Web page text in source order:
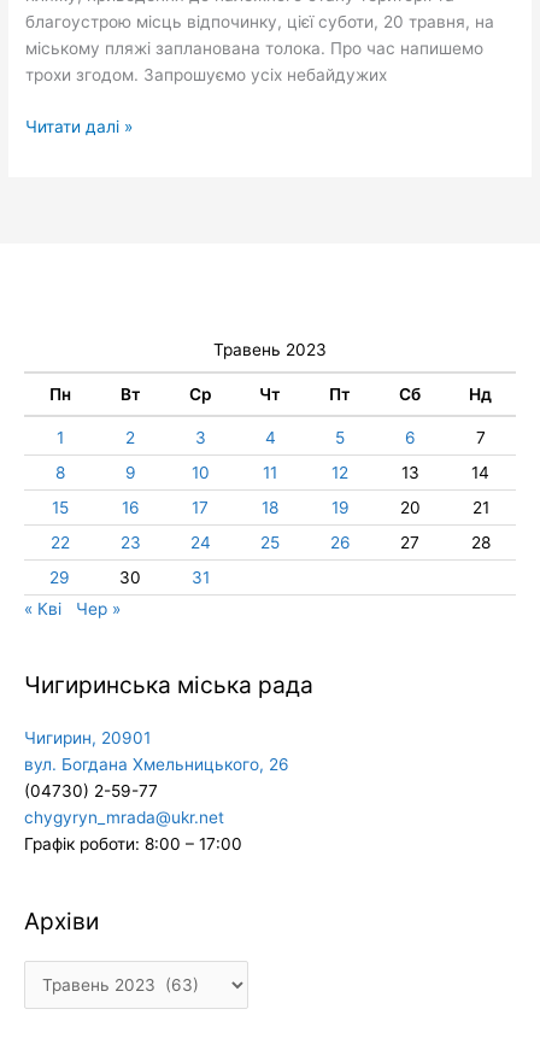
благоустрою місць відпочинку, цієї суботи, 20 травня, на
міському пляжі запланована толока. Про час напишемо
трохи згодом. Запрошуємо усіх небайдужих
Читати далі »
Травень 2023
Пн Вт Ср Чт Пт Сб Нд
1 2 3 4 5 6
7
8
9 10 11 12 13
14
15
16 17 18 19 20
21
22
23 24 25 26 27
28
29
30
31
« Кві
Чер »
Чигиринська міська рада
Чигирин, 20901
вул. Богдана Хмельницького, 26
(04730) 2-59-77
chygyryn_mrada@ukr.net
Графік роботи: 8:00 – 17:00
Архіви
Архіви